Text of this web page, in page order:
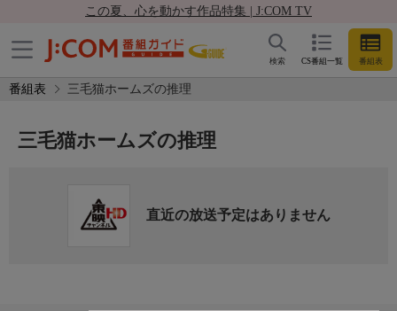
この夏、心を動かす作品特集 | J:COM TV
CS番組一覧 番組表
検索
番組表 三毛猫ホームズの推理
三毛猫ホームズの推理
直近の放送予定はありません